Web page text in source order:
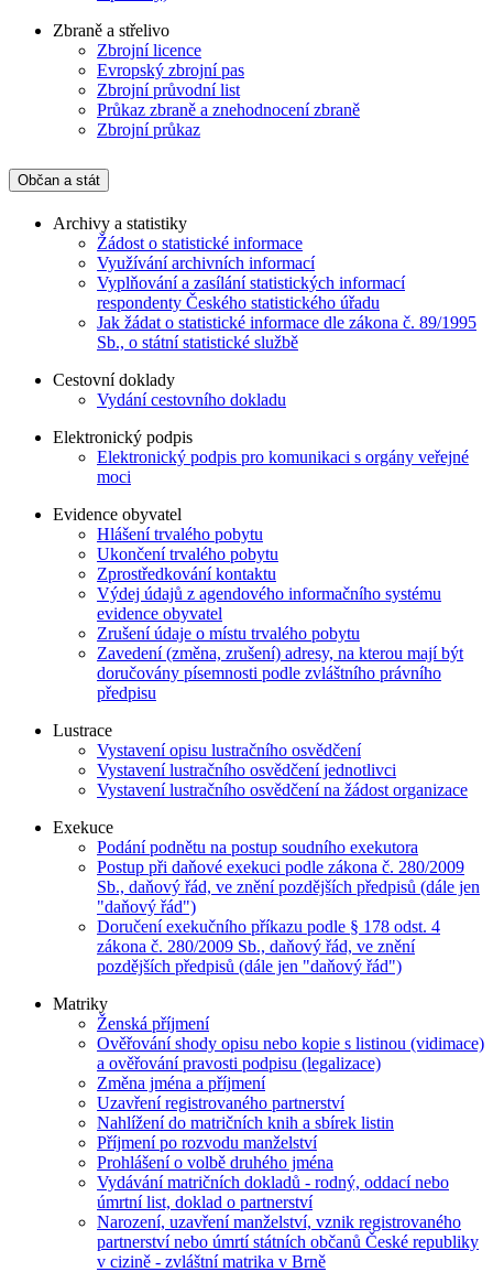
Zbraně a střelivo
Zbrojní licence
Evropský zbrojní pas
Zbrojní průvodní list
Průkaz zbraně a znehodnocení zbraně
Zbrojní průkaz
Občan a stát
Archivy a statistiky
Žádost o statistické informace
Využívání archivních informací
Vyplňování a zasílání statistických informací
respondenty Českého statistického úřadu
Jak žádat o statistické informace dle zákona č. 89/1995
Sb., o státní statistické službě
Cestovní doklady
Vydání cestovního dokladu
Elektronický podpis
Elektronický podpis pro komunikaci s orgány veřejné
moci
Evidence obyvatel
Hlášení trvalého pobytu
Ukončení trvalého pobytu
Zprostředkování kontaktu
Výdej údajů z agendového informačního systému
evidence obyvatel
Zrušení údaje o místu trvalého pobytu
Zavedení (změna, zrušení) adresy, na kterou mají být
doručovány písemnosti podle zvláštního právního
předpisu
Lustrace
Vystavení opisu lustračního osvědčení
Vystavení lustračního osvědčení jednotlivci
Vystavení lustračního osvědčení na žádost organizace
Exekuce
Podání podnětu na postup soudního exekutora
Postup při daňové exekuci podle zákona č. 280/2009
Sb., daňový řád, ve znění pozdějších předpisů (dále jen
"daňový řád")
Doručení exekučního příkazu podle § 178 odst. 4
zákona č. 280/2009 Sb., daňový řád, ve znění
pozdějších předpisů (dále jen "daňový řád")
Matriky
Ženská příjmení
Ověřování shody opisu nebo kopie s listinou (vidimace)
a ověřování pravosti podpisu (legalizace)
Změna jména a příjmení
Uzavření registrovaného partnerství
Nahlížení do matričních knih a sbírek listin
Příjmení po rozvodu manželství
Prohlášení o volbě druhého jména
Vydávání matričních dokladů - rodný, oddací nebo
úmrtní list, doklad o partnerství
Narození, uzavření manželství, vznik registrovaného
partnerství nebo úmrtí státních občanů České republiky
v cizině - zvláštní matrika v Brně